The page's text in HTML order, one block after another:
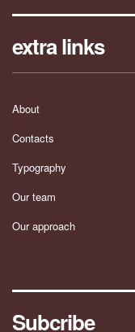
extra links
About
Contacts
Typography
Our team
Our approach
Subcribe